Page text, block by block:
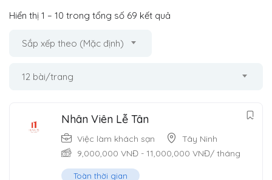
Hiển thị 1 – 10 trong tổng số 69 kết quả
Sắp xếp theo (Mặc định)
12 bài/trang
Nhân Viên Lễ Tân
Việc làm khách sạn
Tây Ninh
9,000,000 VNĐ - 11,000,000 VNĐ/ tháng
Toàn thời gian